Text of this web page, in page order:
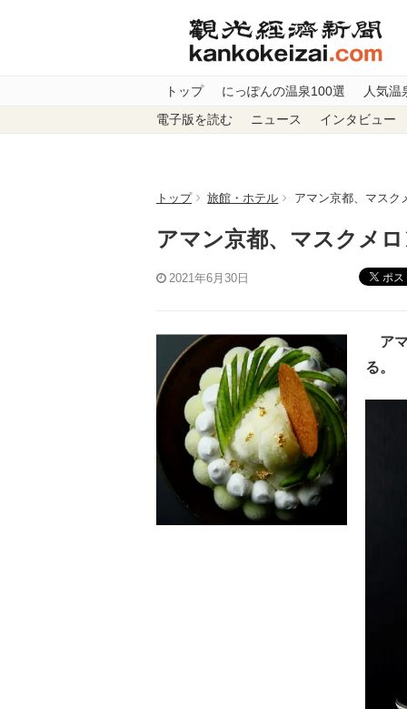
トップ にっぽんの温泉100選 人気温
電子版を読む ニュース インタビュー
トップ 旅館・ホテル アマン京都、マスク
アマン京都、マスクメ
2021年6月30日 ポス
アマ
る。